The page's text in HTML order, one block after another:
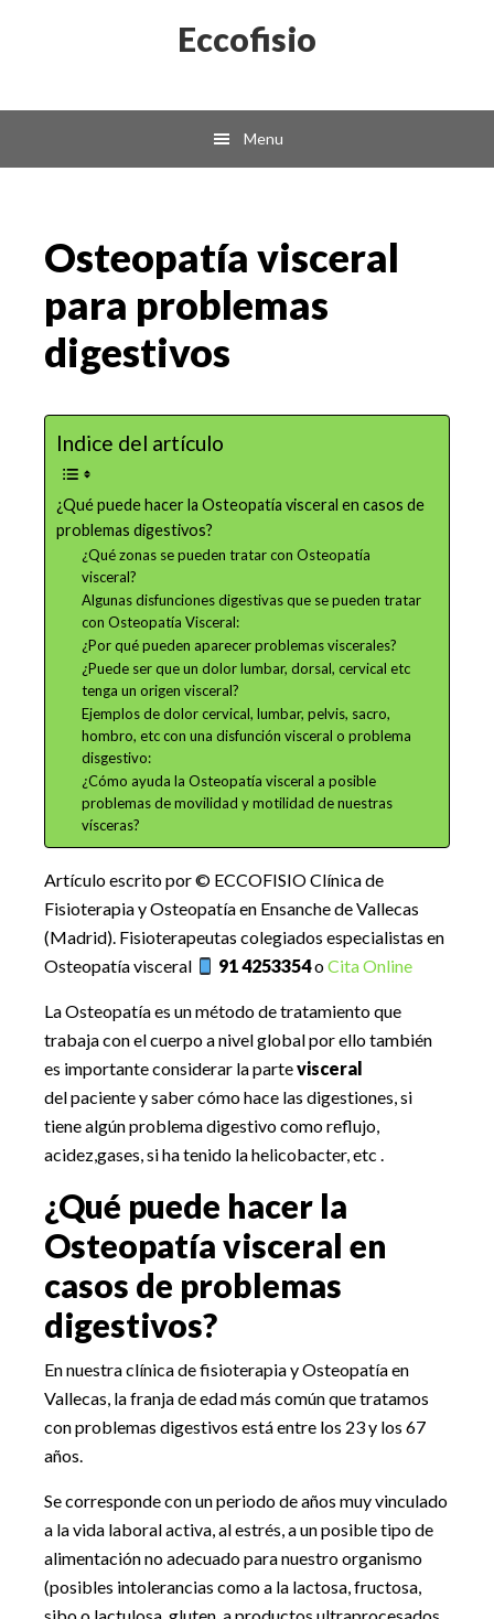
Eccofisio
Menu
Osteopatía visceral
para problemas
digestivos
Indice del artículo
¿Qué puede hacer la Osteopatía visceral en casos de
problemas digestivos?
¿Qué zonas se pueden tratar con Osteopatía
visceral?
Algunas disfunciones digestivas que se pueden tratar
con Osteopatía Visceral:
¿Por qué pueden aparecer problemas viscerales?
¿Puede ser que un dolor lumbar, dorsal, cervical etc
tenga un origen visceral?
Ejemplos de dolor cervical, lumbar, pelvis, sacro,
hombro, etc con una disfunción visceral o problema
disgestivo:
¿Cómo ayuda la Osteopatía visceral a posible
problemas de movilidad y motilidad de nuestras
vísceras?
Artículo escrito por © ECCOFISIO Clínica de
Fisioterapia y Osteopatía en Ensanche de Vallecas
(Madrid). Fisioterapeutas colegiados especialistas en
Osteopatía visceral
91 4253354oCita Online
La Osteopatía es un método de tratamiento que
trabaja con el cuerpo a nivel global por ello también
es importante considerar la partevisceral
del paciente y saber cómo hace las digestiones, si
tiene algún problema digestivo como reflujo,
acidez,gases, si ha tenido la helicobacter, etc .
¿Qué puede hacer la
Osteopatía visceral en
casos de problemas
digestivos?
En nuestra clínica de fisioterapia y Osteopatía en
Vallecas, la franja de edad más común que tratamos
con problemas digestivos está entre los 23 y los 67
años.
Se corresponde con un periodo de años muy vinculado
a la vida laboral activa, al estrés, a un posible tipo de
alimentación no adecuado para nuestro organismo
(posibles intolerancias como a la lactosa, fructosa,